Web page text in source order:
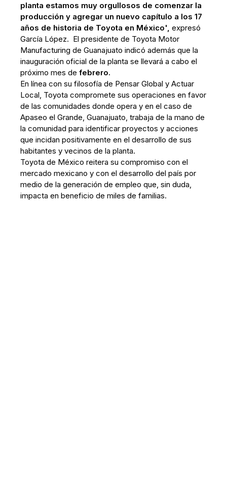
planta estamos muy orgullosos de comenzar la
producción y agregar un nuevo capítulo a los 17
años de historia de Toyota en México', expresó
García López. El presidente de Toyota Motor
Manufacturing de Guanajuato indicó además que la
inauguración oficial de la planta se llevará a cabo el
próximo mes defebrero.
En línea con su filosofía de Pensar Global y Actuar
Local, Toyota compromete sus operaciones en favor
de las comunidades donde opera y en el caso de
Apaseo el Grande, Guanajuato, trabaja de la mano de
la comunidad para identificar proyectos y acciones
que incidan positivamente en el desarrollo de sus
habitantes y vecinos de la planta.
Toyota de México reitera su compromiso con el
mercado mexicano y con el desarrollo del país por
medio de la generación de empleo que, sin duda,
impacta en beneficio de miles de familias.